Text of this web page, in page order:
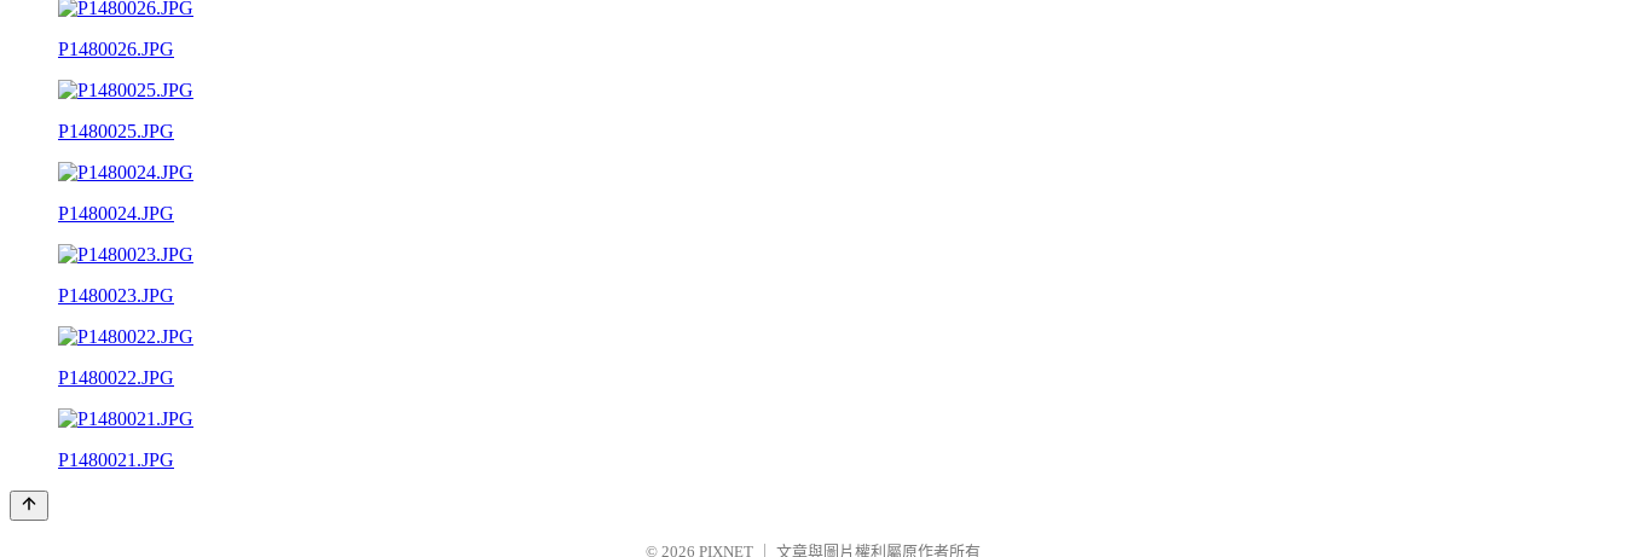
P1480026.JPG
P1480025.JPG
P1480024.JPG
P1480023.JPG
P1480022.JPG
P1480021.JPG
© 2026 PIXNET 文章與圖片權利屬原作者所有